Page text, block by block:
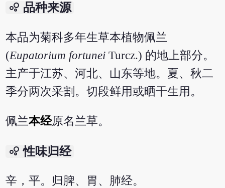
bubble_chart 品种来源
本品为菊科多年生草本植物佩兰
(Eupatorium fortunei Turcz.) 的地上部分。
主产于江苏、河北、山东等地。夏、秋二
季分两次采割。切段鲜用或晒干生用。
佩兰本经原名兰草。
bubble_chart 性味归经
辛，平。归脾、胃、肺经。